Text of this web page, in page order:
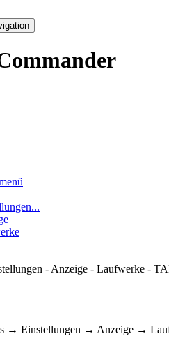
- Anzeige - Laufwerke -
→ Einstellungen → Anzeige →